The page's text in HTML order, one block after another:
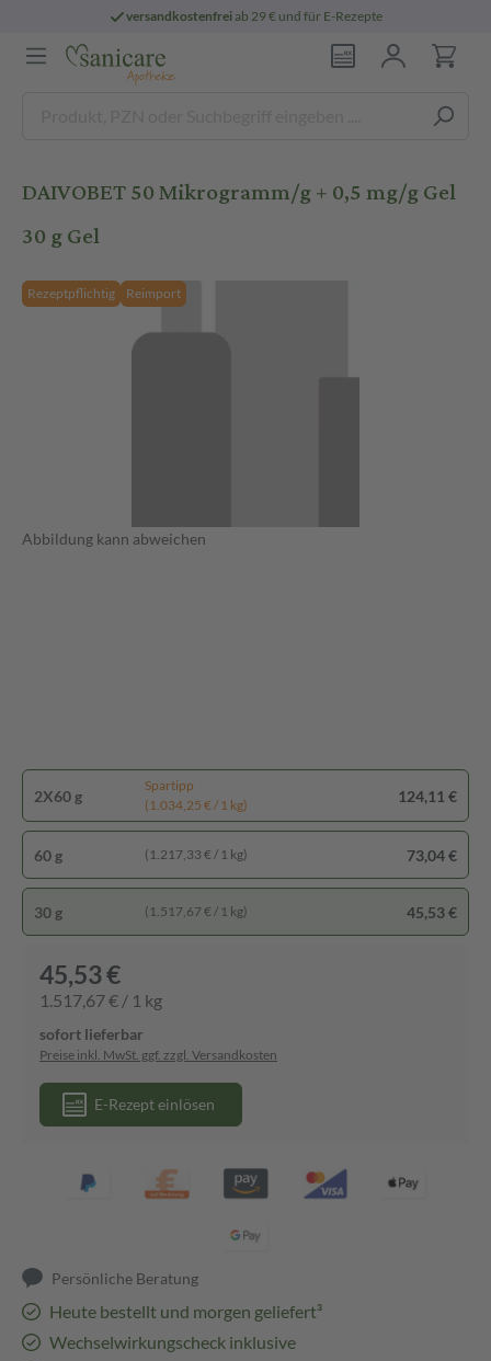
versandkostenfreiab 29 € und für E-Rezepte
DAIVOBET 50 Mikrogramm/g + 0,5 mg/g Gel
30 g Gel
Rezeptpflichtig Reimport
Abbildung kann abweichen
2X60 g
Spartipp
(1.034,25 € / 1 kg)
124,11 €
60 g (1.217,33 € / 1 kg) 73,04 €
30 g (1.517,67 € / 1 kg) 45,53 €
45,53 €
1.517,67 € / 1 kg
sofort lieferbar
Preise inkl. MwSt. ggf. zzgl. Versandkosten
E-Rezept einlösen
Persönliche Beratung
Heute bestellt und morgen geliefert³
Wechselwirkungscheck inklusive